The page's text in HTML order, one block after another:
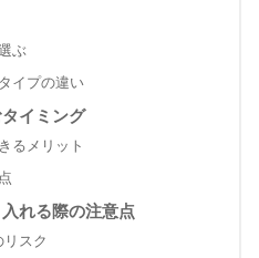
ぶ
イプの違い
イミング
るメリット
れる際の注意点
スク